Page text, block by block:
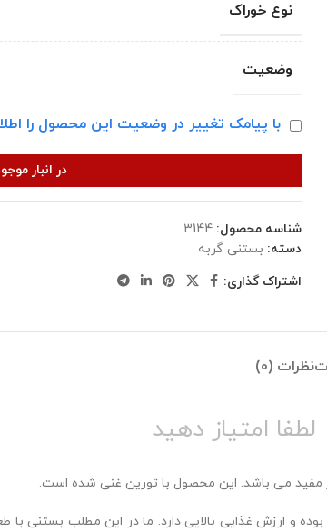
نوع خوراک
وضعیت
با پیامک تغییر در وضعیت این محصول را
در انبار
شناسه محصول: 3144
دسته: بستنی گربه
اشتراک گذاری:
نظرات (0)
لطفا امتیاز دهید
مفید می باشد. این محصول با تورین غنی شده است.
ارزش غذایی بالایی دارد. ما در این مطلب بستنی با